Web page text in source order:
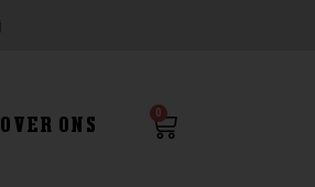
OVER ONS
0
Winkelwagen